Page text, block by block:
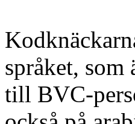
språket,
till BVC-